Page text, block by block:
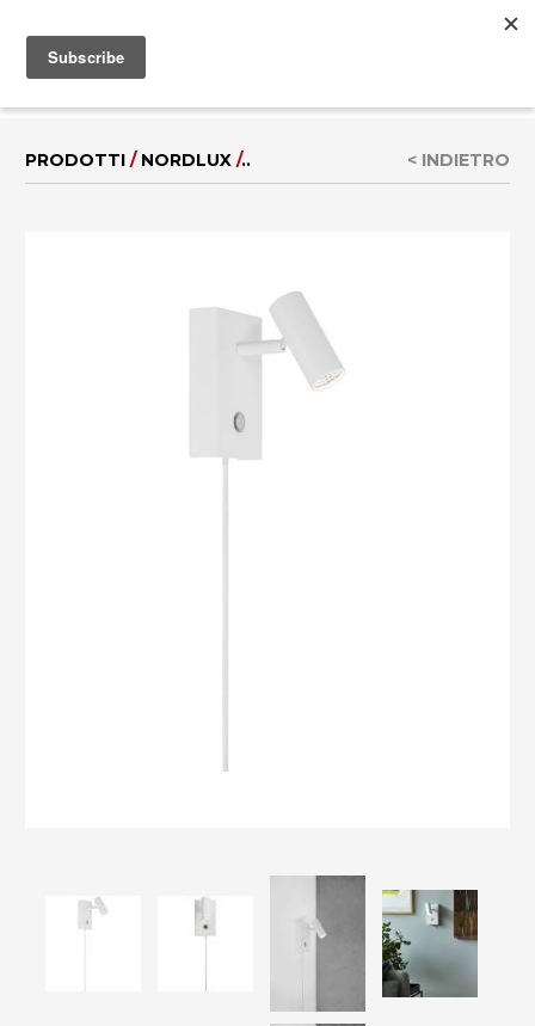
PRODOTTI / NORDLUX /.. < INDIETRO